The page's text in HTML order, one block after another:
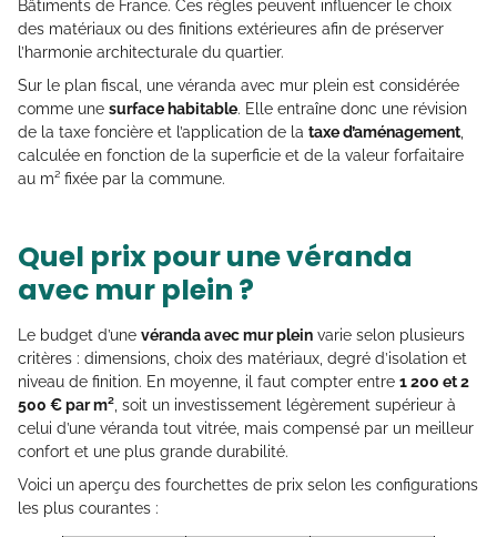
Bâtiments de France. Ces règles peuvent influencer le choix
des matériaux ou des finitions extérieures afin de préserver
l’harmonie architecturale du quartier.
Sur le plan fiscal, une véranda avec mur plein est considérée
comme une surface habitable. Elle entraîne donc une révision
de la taxe foncière et l’application de la taxe d’aménagement
calculée en fonction de la superficie et de la valeur forfaitaire
au m² fixée par la commune.
Quel prix pour une véranda
avec mur plein ?
Le budget d’une véranda avec mur plein varie selon plusieurs
critères : dimensions, choix des matériaux, degré d’isolation et
niveau de finition. En moyenne, il faut compter entre 1 200 et 2
500 € par m² , soit un investissement légèrement supérieur à
celui d’une véranda tout vitrée, mais compensé par un meilleur
confort et une plus grande durabilité.
Voici un aperçu des fourchettes de prix selon les configurations
les plus courantes :